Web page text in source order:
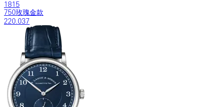
1815
750玫瑰金款
220.037